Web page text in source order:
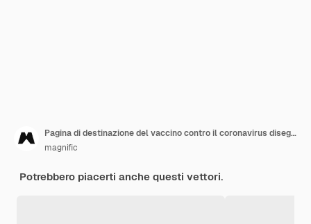
Pagina di destinazione del vaccino contro il coronavirus disegnata a mano
magnific
Potrebbero piacerti anche questi vettori.